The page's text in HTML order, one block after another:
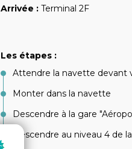
Arrivée : Terminal 2F
Les étapes :
Attendre la navette devant
Monter dans la navette
Descendre à la gare
Descendre au niveau 4 de